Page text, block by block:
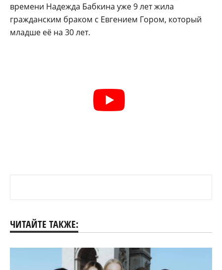
времени Надежда Бабкина уже 9 лет жила
гражданским браком с Евгением Гором, который
младше её на 30 лет.
ЧИТАЙТЕ ТАКЖЕ: